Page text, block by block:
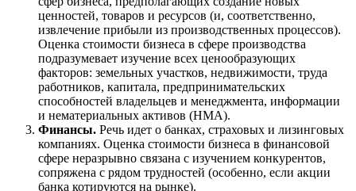
ценностей, товаров и ресурсов (и, соответственно,
извлечение прибыли из производственных процессов).
Оценка стоимости бизнеса в сфере производства
подразумевает изучение всех ценообразующих
факторов: земельных участков, недвижимости, труда
работников, капитала, предпринимательских
способностей владельцев и менеджмента, информации
и нематериальных активов (НМА).
Финансы. Речь идет о банках, страховых и лизинговых
компаниях. Оценка стоимости бизнеса в финансовой
сфере неразрывно связана с изучением конкурентов,
сопряжена с рядом трудностей (особенно, если акции
банка котируются на рынке).
Горячий Ключ
Грозный
Губкинский
Гулькевичи
Гусев
Гусь-Хрустальный
Дедовск